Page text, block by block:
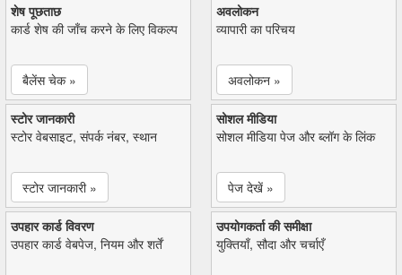
शेष पूछताछ
कार्ड शेष की जाँच करने के लिए विकल्प
बैलेंस चेक »
अवलोकन
व्यापारी का परिचय
अवलोकन »
स्टोर जानकारी
स्टोर वेबसाइट, संपर्क नंबर, स्थान
स्टोर जानकारी »
सोशल मीडिया
सोशल मीडिया पेज और ब्लॉग के लिंक
पेज देखें »
उपहार कार्ड विवरण
उपहार कार्ड वेबपेज, नियम और शर्तें
उपयोगकर्ता की समीक्षा
युक्तियाँ, सौदा और चर्चाएँ